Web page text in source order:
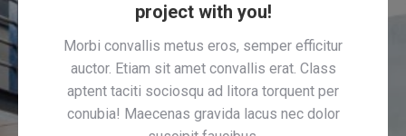
project with you!
Morbi convallis metus eros, semper efficitur
auctor. Etiam sit amet convallis erat. Class
aptent taciti sociosqu ad litora torquent per
conubia! Maecenas gravida lacus nec dolor